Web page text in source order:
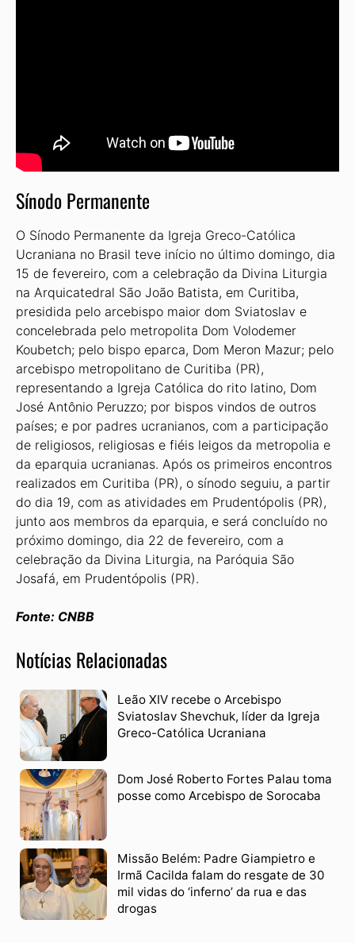
Sínodo Permanente
O Sínodo Permanente da Igreja Greco-Católica
Ucraniana no Brasil teve início no último domingo, dia
15 de fevereiro, com a celebração da Divina Liturgia
na Arquicatedral São João Batista, em Curitiba,
presidida pelo arcebispo maior dom Sviatoslav e
concelebrada pelo metropolita Dom Volodemer
Koubetch; pelo bispo eparca, Dom Meron Mazur; pelo
arcebispo metropolitano de Curitiba (PR),
representando a Igreja Católica do rito latino, Dom
José Antônio Peruzzo; por bispos vindos de outros
países; e por padres ucranianos, com a participação
de religiosos, religiosas e fiéis leigos da metropolia e
da eparquia ucranianas. Após os primeiros encontros
realizados em Curitiba (PR), o sínodo seguiu, a partir
do dia 19, com as atividades em Prudentópolis (PR),
junto aos membros da eparquia, e será concluído no
próximo domingo, dia 22 de fevereiro, com a
celebração da Divina Liturgia, na Paróquia São
Josafá, em Prudentópolis (PR).
Fonte: CNBB
Notícias Relacionadas
Leão XIV recebe o Arcebispo
Sviatoslav Shevchuk, líder da Igreja
Greco-Católica Ucraniana
Dom José Roberto Fortes Palau toma
posse como Arcebispo de Sorocaba
Missão Belém: Padre Giampietro e
Irmã Cacilda falam do resgate de 30
mil vidas do ‘inferno’ da rua e das
drogas